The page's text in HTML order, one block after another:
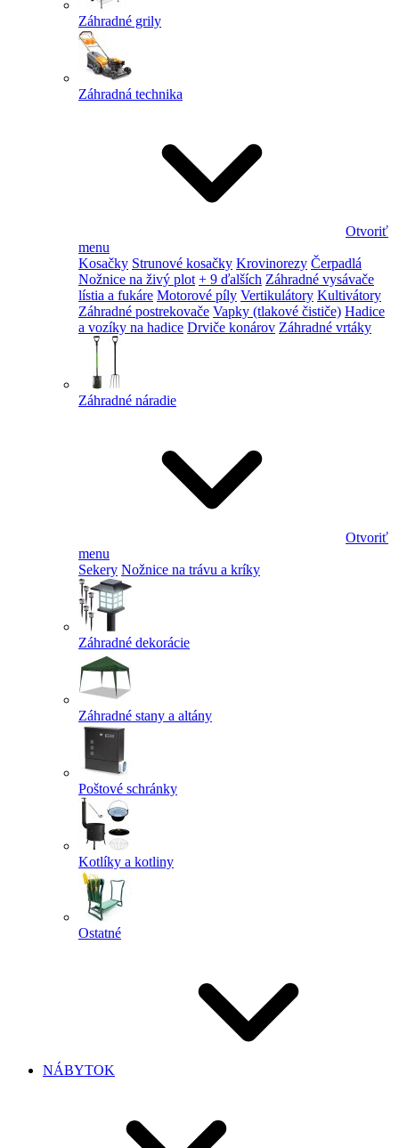
Záhradné grily
Záhradná technika
Otvoriť
menu
Kosačky Strunové kosačky Krovinorezy Čerpadlá
Nožnice na živý plot + 9 ďalších Záhradné vysávače
lístia a fukáre Motorové píly Vertikulátory Kultivátory
Záhradné postrekovače Vapky (tlakové čističe) Hadice
a vozíky na hadice Drviče konárov Záhradné vrtáky
Záhradné náradie
Otvoriť
menu
Sekery Nožnice na trávu a kríky
Záhradné dekorácie
Záhradné stany a altány
Poštové schránky
Kotlíky a kotliny
Ostatné
NÁBYTOK